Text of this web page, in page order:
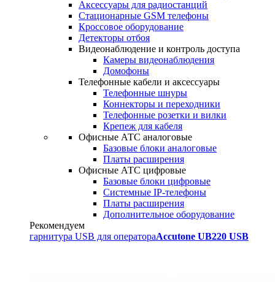
Аксессуары для радиостанций
Стационарные GSM телефоны
Кроссовое оборудование
Детекторы отбоя
Видеонаблюдение и контроль доступа
Камеры видеонаблюдения
Домофоны
Телефонные кабели и аксессуары
Телефонные шнуры
Коннекторы и переходники
Телефонные розетки и вилки
Крепеж для кабеля
Офисные АТС аналоговые
Базовые блоки аналоговые
Платы расширения
Офисные АТС цифровые
Базовые блоки цифровые
Системные IP-телефоны
Платы расширения
Дополнительное оборудование
Рекомендуем
гарнитура USB для оператораAccutone UB220 USB